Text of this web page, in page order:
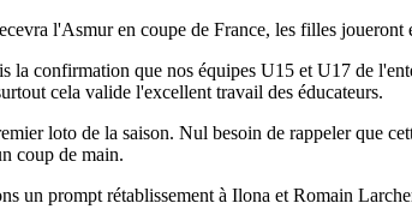
l'Asmur en coupe de France, les filles
la confirmation que nos équipes U15 et U17 de
cela valide l'excellent travail des éducateurs.
loto de la saison. Nul besoin de rappeler que
coup de main.
un prompt rétablissement à Ilona et Romain